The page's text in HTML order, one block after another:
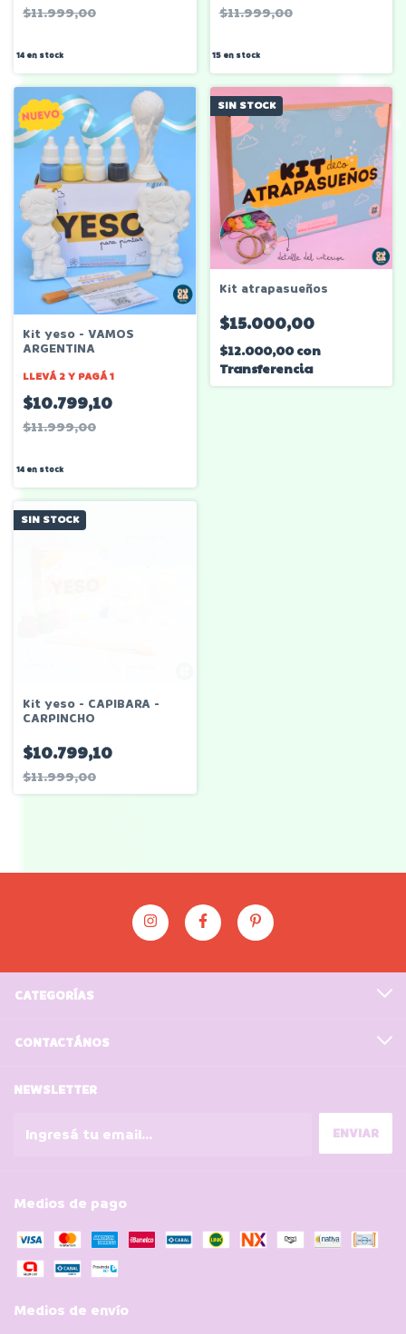
$11.999,00
14en stock
$11.999,00
15 en stock
Kit yeso - VAMOS
ARGENTINA
LLEVÁ 2 Y PAGÁ 1
$10.799,10
$11.999,00
14en stock
SIN STOCK
Kit atrapasueños
$15.000,00
$12.000,00con
Transferencia
SIN STOCK
Kit yeso - CAPIBARA -
CARPINCHO
$10.799,10
$11.999,00
CATEGORÍAS
CONTACTÁNOS
NEWSLETTER
Medios de pago
Medios de envío